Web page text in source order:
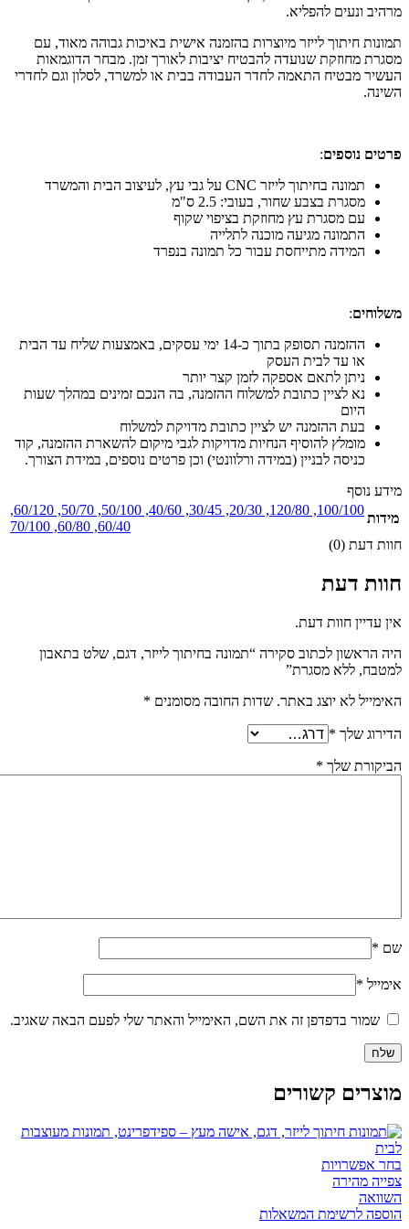
מרהיב ונעים להפליא.
תמונות חיתוך לייזר מיוצרות בהזמנה אישית באיכות גבוהה מאוד, עם
מסגרת מחוזקת שנועדה להבטיח יציבות לאורך זמן. מבחר הדוגמאות
העשיר מבטיח התאמה לחדר העבודה בבית או למשרד, לסלון וגם לחדרי
השינה.
פרטים נוספים:
תמונה בחיתוך לייזר CNC על גבי עץ, לעיצוב הבית והמשרד
מסגרת בצבע שחור, בעובי: 2.5 ס"מ
עם מסגרת עץ מחוזקת בציפוי שקוף
התמונה מגיעה מוכנה לתלייה
המידה מתייחסת עבור כל תמונה בנפרד
משלוחים:
ההזמנה תסופק בתוך כ-14 ימי עסקים, באמצעות שליח עד הבית
או עד לבית העסק
ניתן לתאם אספקה לזמן קצר יותר
נא לציין כתובת למשלוח ההזמנה, בה הנכם זמינים במהלך שעות
היום
בעת ההזמנה יש לציין כתובת מדויקת למשלוח
מומלץ להוסיף הנחיות מדויקות לגבי מיקום להשארת ההזמנה, קוד
כניסה לבניין (במידה ורלוונטי) וכן פרטים נוספים, במידת הצורך.
מידע נוסף
מידות
100/100
,
120/80
,
20/30
,
30/45
,
40/60
,
50/100
,
50/70
,
60/120
,
60/40
,
60/80
,
70/100
חוות דעת (0)
חוות דעת
אין עדיין חוות דעת.
היה הראשון לכתוב סקירה “תמונה בחיתוך לייזר, דגם, שלט בתאבון
למטבח, ללא מסגרת”
האימייל לא יוצג באתר. שדות החובה מסומנים *
הדירוג שלך *
הביקורת שלך *
שם *
אימייל *
שמור בדפדפן זה את השם, האימייל והאתר שלי לפעם הבאה שאגיב.
מוצרים קשורים
בחר אפשרויות
מספר
צפייה מהירה
השוואה
הוספה לרשימת המשאלות